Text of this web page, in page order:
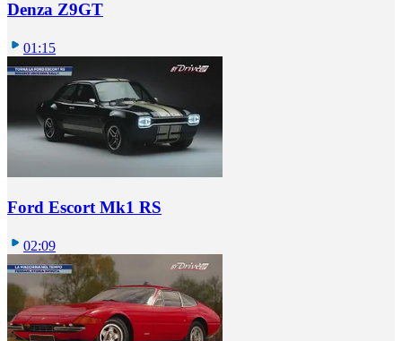
Denza Z9GT
01:15
Ford Escort Mk1 RS
02:09